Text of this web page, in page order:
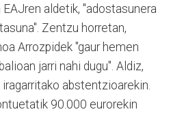
aldetik, "adostasunera
Zentzu horretan,
Arrozpidek "gaur hemen
jarri nahi dugu". Aldiz,
abstentzioarekin.
90.000 eurorekin